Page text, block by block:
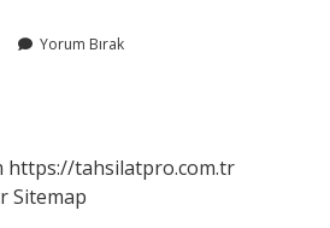
Yorum Bırak
https://tahsilatpro.com.tr
Sitemap